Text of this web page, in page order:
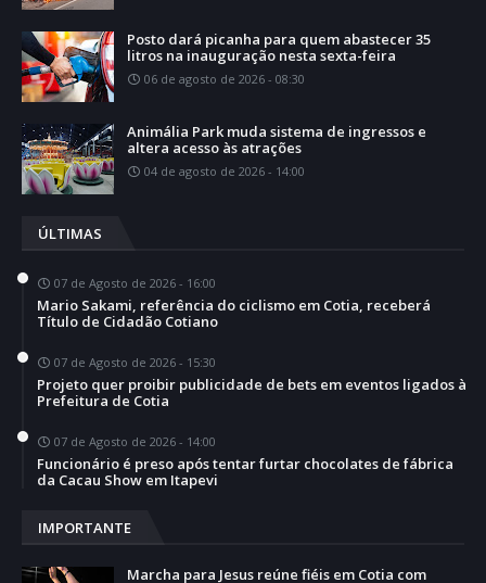
Posto dará picanha para quem abastecer 35
litros na inauguração nesta sexta-feira
06 de agosto de 2026 - 08:30
Animália Park muda sistema de ingressos e
altera acesso às atrações
04 de agosto de 2026 - 14:00
ÚLTIMAS
07 de Agosto de 2026 - 16:00
Mario Sakami, referência do ciclismo em Cotia, receberá
Título de Cidadão Cotiano
07 de Agosto de 2026 - 15:30
Projeto quer proibir publicidade de bets em eventos ligados à
Prefeitura de Cotia
07 de Agosto de 2026 - 14:00
Funcionário é preso após tentar furtar chocolates de fábrica
da Cacau Show em Itapevi
IMPORTANTE
Marcha para Jesus reúne fiéis em Cotia com